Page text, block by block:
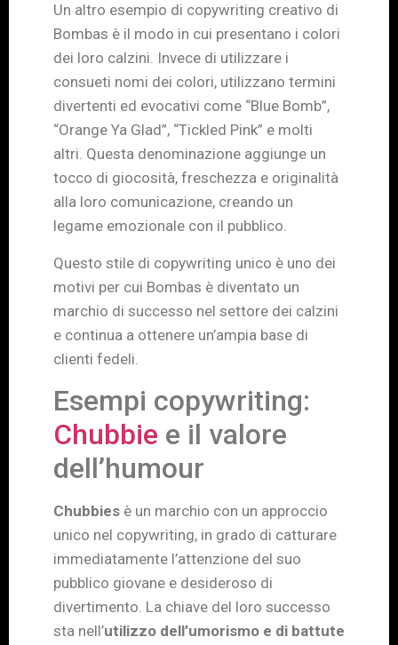
Un altro esempio di copywriting creativo di
Bombas è il modo in cui presentano i colori
dei loro calzini. Invece di utilizzare i
consueti nomi dei colori, utilizzano termini
divertenti ed evocativi come “Blue Bomb”,
“Orange Ya Glad”, “Tickled Pink” e molti
altri. Questa denominazione aggiunge un
tocco di giocosità, freschezza e originalità
alla loro comunicazione, creando un
legame emozionale con il pubblico.
Questo stile di copywriting unico è uno dei
motivi per cui Bombas è diventato un
marchio di successo nel settore dei calzini
e continua a ottenere un’ampia base di
clienti fedeli.
Esempi copywriting:
Chubbie e il valore
dell’humour
Chubbies è un marchio con un approccio
unico nel copywriting, in grado di catturare
immediatamente l’attenzione del suo
pubblico giovane e desideroso di
divertimento. La chiave del loro successo
sta nell’utilizzo dell’umorismo e di battute